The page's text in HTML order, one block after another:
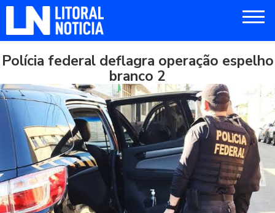
Polícia federal deflagra operação espelho
branco 2